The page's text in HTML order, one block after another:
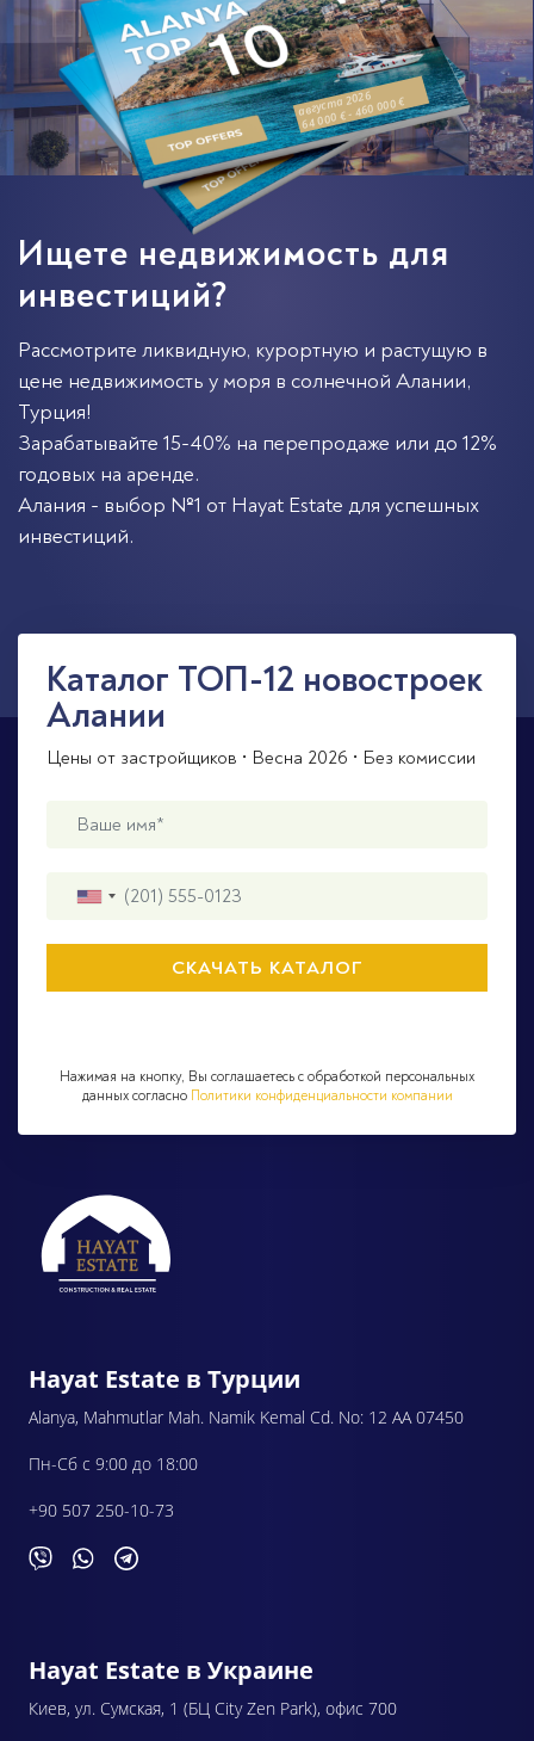
августа 2026
64 000 € - 460 000 €
Ищете недвижимость для
инвестиций?
Рассмотрите ликвидную, курортную и растущую в
цене недвижимость у моря в солнечной Алании,
Турция!
Зарабатывайте 15-40% на перепродаже или до 12%
годовых на аренде.
Алания - выбор №1 от Hayat Estate для успешных
инвестиций.
Каталог ТОП-12 новостроек
Алании
Цены от застройщиков • Весна 2026 • Без комиссии
Нажимая на кнопку, Вы соглашаетесь с обработкой персональных
данных согласно Политики конфиденциальности компании
Hayat Estate в Турции
Alanya, Mahmutlar Mah. Namik Kemal Cd. No: 12 AA 07450
Пн-Сб с 9:00 до 18:00
+90 507 250-10-73
Hayat Estate в Украине
Киев, ул. Сумская, 1 (БЦ City Zen Park), офис 700